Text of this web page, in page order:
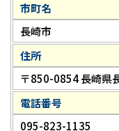
市町名
長崎市
住所
〒850-0854 長崎県
電話番号
095-823-1135